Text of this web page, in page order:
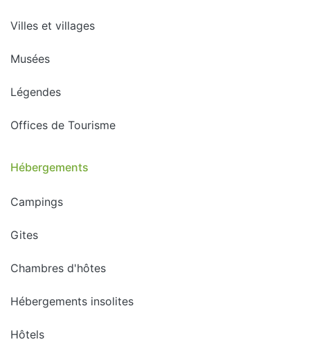
Villes et villages
Musées
Légendes
Offices de Tourisme
Hébergements
Campings
Gites
Chambres d'hôtes
Hébergements insolites
Hôtels